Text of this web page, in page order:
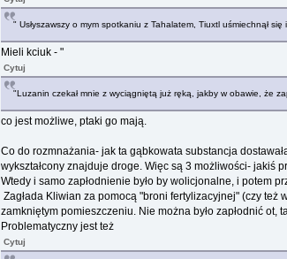
" Usłyszawszy o mym spotkaniu z Tahalatem, Tiuxtl uśmiechnął
Mieli kciuk - "
Cytuj
"Luzanin czekał mnie z wyciągniętą już ręką, jakby w obawie, że
co jest możliwe, ptaki go mają.
Co do rozmnażania- jak ta gąbkowata substancja
wykształcony znajduje droge. Więc są 3 możliwości- jakiś
Wtedy i samo zapłodnienie było by wolicjonalne, i potem
Zagłada Kliwian za pomocą "broni fertylizacyjnej" (czy też
zamkniętym pomieszczeniu. Nie można było zapłodnić ot,
Problematyczny jest też
Cytuj